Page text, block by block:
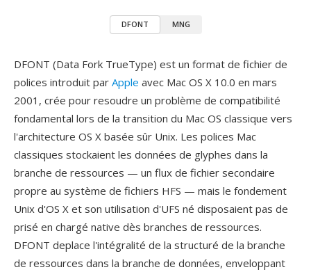
DFONT MNG
DFONT (Data Fork TrueType) est un format de fichier de
polices introduit par Apple avec Mac OS X 10.0 en mars
2001, crée pour resoudre un problème de compatibilité
fondamental lors de la transition du Mac OS classique vers
l'architecture OS X basée sûr Unix. Les polices Mac
classiques stockaient les données de glyphes dans la
branche de ressources — un flux de fichier secondaire
propre au système de fichiers HFS — mais le fondement
Unix d'OS X et son utilisation d'UFS né disposaient pas de
prisé en chargé native dès branches de ressources.
DFONT deplace l'intégralité de la structuré de la branche
de ressources dans la branche de données, enveloppant